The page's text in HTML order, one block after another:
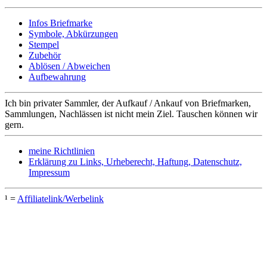
Infos Briefmarke
Symbole, Abkürzungen
Stempel
Zubehör
Ablösen / Abweichen
Aufbewahrung
Ich bin privater Sammler, der Aufkauf / Ankauf von Briefmarken,
Sammlungen, Nachlässen ist nicht mein Ziel. Tauschen können wir
gern.
meine Richtlinien
Erklärung zu Links, Urheberecht, Haftung, Datenschutz,
Impressum
¹ = Affiliatelink/Werbelink